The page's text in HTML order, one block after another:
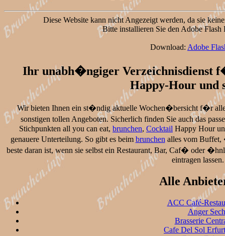
Diese Website kann nicht Angezeigt werden, da sie
Bitte installieren Sie den Adobe
Download: Adobe
Ihr unabh�ngiger Verzeichnisdienst
Happy-Hour und
Wir bieten Ihnen ein st�ndig aktuelle Wochen�bersicht f�r
sonstigen tollen Angeboten. Sicherlich finden Sie auch das
Stichpunkten all you can eat, brunchen, Cocktail Happy Hour
genauere Unterteilung. So gibt es beim brunchen alles vom
beste daran ist, wenn sie selbst ein Restaurant, Bar, Caf� oder
eintragen
Alle
ACC Café-
Anger
Brasserie
Cafe Del Sol